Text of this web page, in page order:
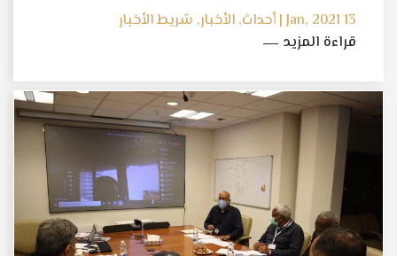
13 Jan, 2021 | أحداث, الأخبار, شريط الأخبار
قراءة المزيد